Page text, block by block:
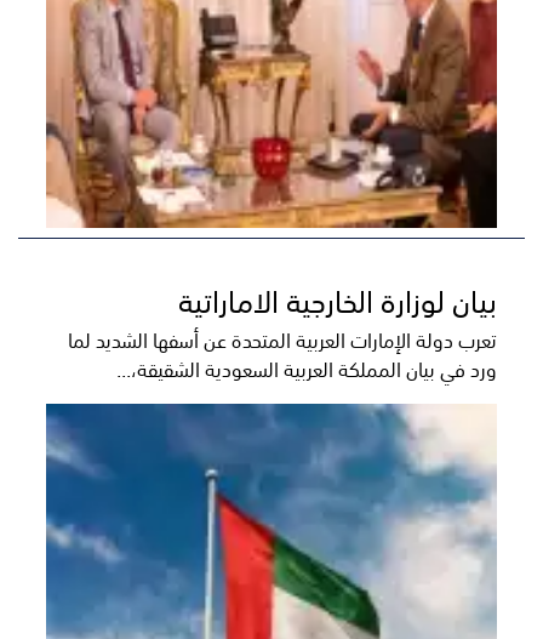
بيان لوزارة الخارجية الاماراتية
تعرب دولة الإمارات العربية المتحدة عن أسفها الشديد لما
ورد في بيان المملكة العربية السعودية الشقيقة،...